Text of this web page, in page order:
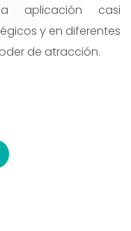
aplicación casi
y en diferentes
de atracción.